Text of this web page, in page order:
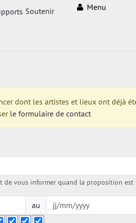
Soutenir Menu
dont les artistes et lieux ont déjà
le formulaire de contact
de vous informer quand la proposition est
au